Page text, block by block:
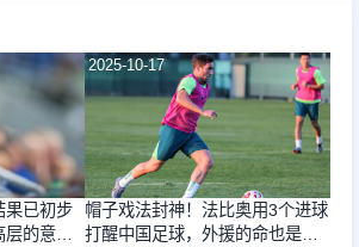
果已初步
层的意
2025-10-17
帽子戏法封神！法比奥用3个进球
打醒中国足球，外援的命也是